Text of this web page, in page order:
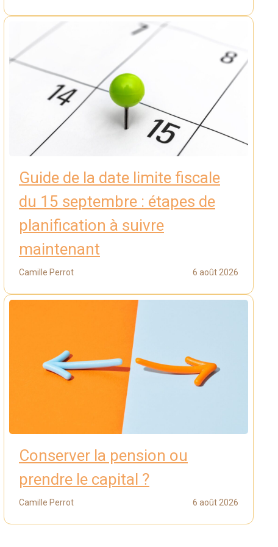
Guide de la date limite fiscale
du 15 septembre : étapes de
planification à suivre
maintenant
Camille Perrot 6 août 2026
Conserver la pension ou
prendre le capital ?
Camille Perrot 6 août 2026